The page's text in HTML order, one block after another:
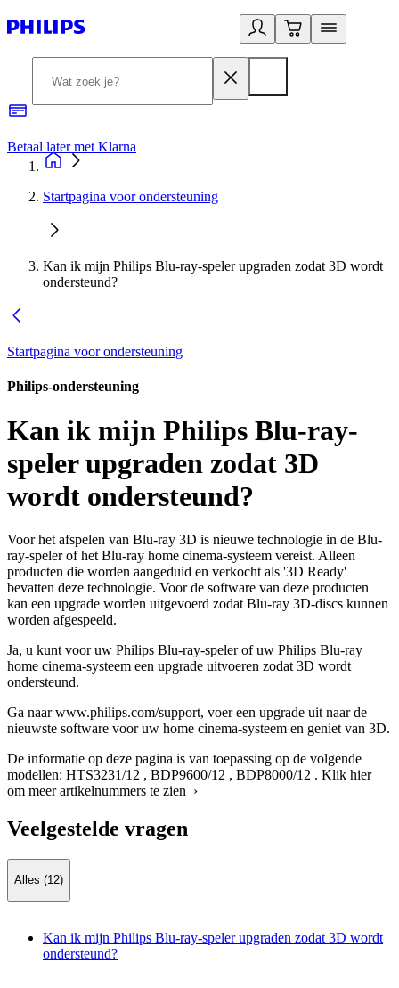
Betaal later met Klarna
Startpagina voor ondersteuning
Kan ik mijn Philips Blu-ray-speler upgraden zodat 3D wordt
ondersteund?
Startpagina voor ondersteuning
Philips-ondersteuning
Kan ik mijn Philips Blu-ray-
speler upgraden zodat 3D
wordt ondersteund?
Voor het afspelen van Blu-ray 3D is nieuwe technologie in de Blu-
ray-speler of het Blu-ray home cinema-systeem vereist. Alleen
producten die worden aangeduid en verkocht als '3D Ready'
bevatten deze technologie. Voor de software van deze producten
kan een upgrade worden uitgevoerd zodat Blu-ray 3D-discs kunnen
worden afgespeeld.
Ja, u kunt voor uw Philips Blu-ray-speler of uw Philips Blu-ray
home cinema-systeem een upgrade uitvoeren zodat 3D wordt
ondersteund.
Ga naar www.philips.com/support, voer een upgrade uit naar de
nieuwste software voor uw home cinema-systeem en geniet van 3D.
De informatie op deze pagina is van toepassing op de volgende
modellen: HTS3231/12 , BDP9600/12 , BDP8000/12 . Klik hier
om meer artikelnummers te zien ›
Veelgestelde vragen
Alles (12)
Kan ik mijn Philips Blu-ray-speler upgraden zodat 3D wordt
ondersteund?